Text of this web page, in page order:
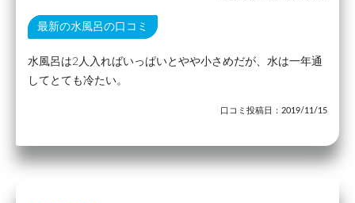
最新の水風呂の口コミ
水風呂は2人入ればいっぱいとやや小さめだが、水は一年通
してとても冷たい。
口コミ投稿日：2019/11/15